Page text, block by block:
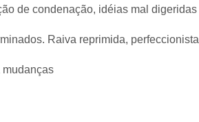
de condenação, idéias mal digeridas
Raiva reprimida, perfeccionista